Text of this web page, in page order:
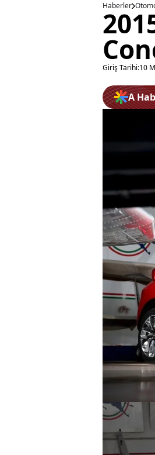
Haberler
Giriş Tarihi:10
A